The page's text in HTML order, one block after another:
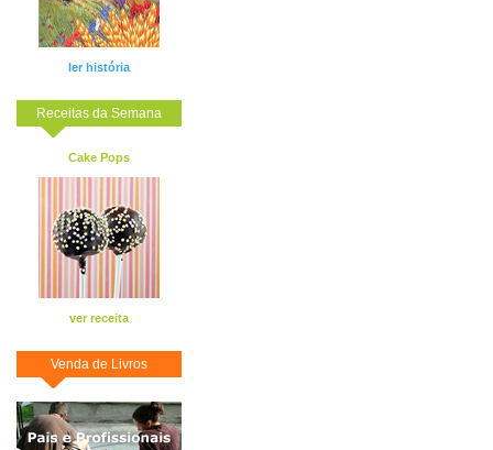
ler história
Receitas da Semana
Cake Pops
ver receita
Venda de Livros